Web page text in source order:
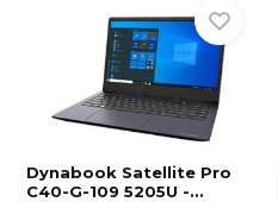
Dynabook Satellite Pro
C40-G-109 5205U -...